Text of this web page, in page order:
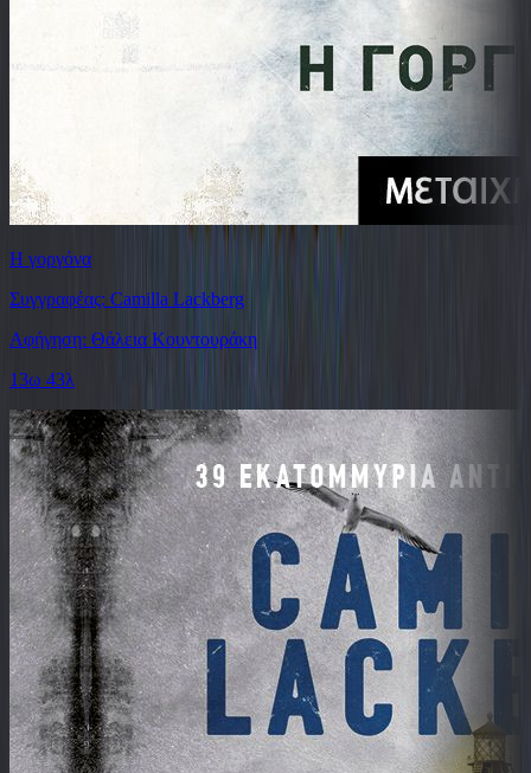
Η γοργόνα
Συγγραφέας: Camilla Lackberg
Αφήγηση: Θάλεια Κουντουράκη
13ω 43λ